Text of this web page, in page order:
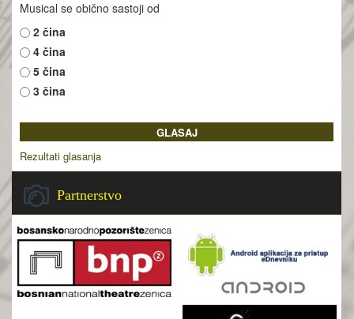
Musical se obično sastoji od
2 čina
4 čina
5 čina
3 čina
Rezultati glasanja
Partnerstvo